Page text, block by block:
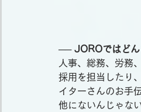
── JOROではどん
人事、総務、労務
採用を担当したり
イターさんのお手
他にないんじゃな